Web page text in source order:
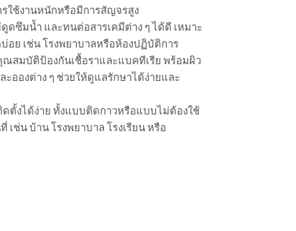
ใช้งานหนักหรือมีการสัญจรสูง
ดซึมน้ำ และทนต่อสารเคมีต่าง ๆ ได้ดี เหมาะ
ย เช่น โรงพยาบาลหรือห้องปฏิบัติการ
สมบัติป้องกันเชื้อราและแบคทีเรีย พร้อมผิว
อองต่าง ๆ ช่วยให้ดูแลรักษาได้ง่ายและ
ตั้งได้ง่าย ทั้งแบบติดกาวหรือแบบไม่ต้องใช้
ช่น บ้าน โรงพยาบาล โรงเรียน หรือ